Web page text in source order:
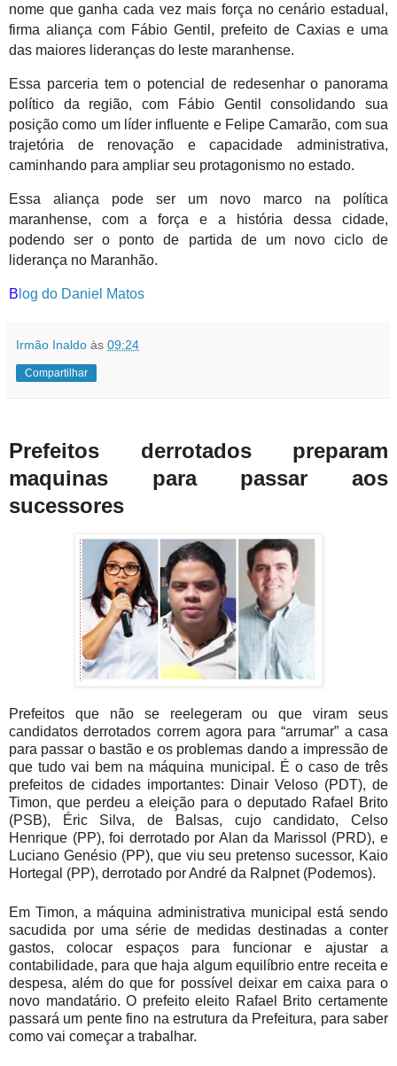
nome que ganha cada vez mais força no cenário estadual,
firma aliança com Fábio Gentil, prefeito de Caxias e uma
das maiores lideranças do leste maranhense.
Essa parceria tem o potencial de redesenhar o panorama
político da região, com Fábio Gentil consolidando sua
posição como um líder influente e Felipe Camarão, com sua
trajetória de renovação e capacidade administrativa,
caminhando para ampliar seu protagonismo no estado.
Essa aliança pode ser um novo marco na política
maranhense, com a força e a história dessa cidade,
podendo ser o ponto de partida de um novo ciclo de
liderança no Maranhão.
B log do Daniel Matos
Irmão Inaldo às 09:24
Compartilhar
Prefeitos derrotados preparam
maquinas para passar aos
sucessores
Prefeitos que não se reelegeram ou que viram seus
candidatos derrotados correm agora para “arrumar” a casa
para passar o bastão e os problemas dando a impressão de
que tudo vai bem na máquina municipal. É o caso de três
prefeitos de cidades importantes: Dinair Veloso (PDT), de
Timon, que perdeu a eleição para o deputado Rafael Brito
(PSB), Éric Silva, de Balsas, cujo candidato, Celso
Henrique (PP), foi derrotado por Alan da Marissol (PRD), e
Luciano Genésio (PP), que viu seu pretenso sucessor, Kaio
Hortegal (PP), derrotado por André da Ralpnet (Podemos).
Em Timon, a máquina administrativa municipal está sendo
sacudida por uma série de medidas destinadas a conter
gastos, colocar espaços para funcionar e ajustar a
contabilidade, para que haja algum equilíbrio entre receita e
despesa, além do que for possível deixar em caixa para o
novo mandatário. O prefeito eleito Rafael Brito certamente
passará um pente fino na estrutura da Prefeitura, para saber
como vai começar a trabalhar.